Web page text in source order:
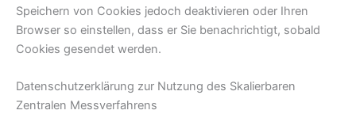
Speichern von Cookies jedoch deaktivieren oder Ihren
Browser so einstellen, dass er Sie benachrichtigt, sobald
Cookies gesendet werden.
Datenschutzerklärung zur Nutzung des Skalierbaren
Zentralen Messverfahrens